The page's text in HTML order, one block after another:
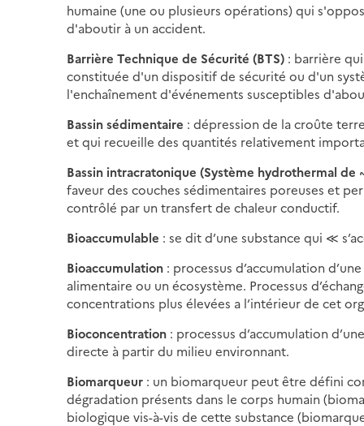
humaine (une ou plusieurs opérations) qui
d'aboutir à un accident.
Barrière Technique de Sécurité (BTS) : barrière
constituée d'un dispositif de sécurité ou d'un
l'enchaînement d'événements susceptibles
Bassin sédimentaire : dépression de la croûte
et qui recueille des quantités relativement
Bassin intracratonique (Système hydrothermal de
faveur des couches sédimentaires poreuses et
contrôlé par un transfert de chaleur conductif.
Bioaccumulable : se dit d’une substance qui ≪
Bioaccumulation : processus d’accumulation
alimentaire ou un écosystème. Processus
concentrations plus élevées a l’intérieur de cet
Bioconcentration : processus d’accumulation
directe à partir du milieu environnant.
Biomarqueur : un biomarqueur peut être défini
dégradation présents dans le corps humain
biologique vis-à-vis de cette substance